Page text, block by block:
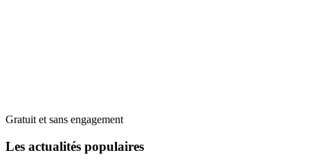
Gratuit et sans engagement
Les actualités populaires